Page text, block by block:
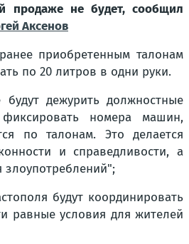
продаже не будет, сообщил
Аксенов
приобретенным талонам
по 20 литров в одни руки.
дежурить должностные
номера машин,
по талонам. Это делается
и справедливости, а
злоупотреблений";
будут координировать
равные условия для жителей